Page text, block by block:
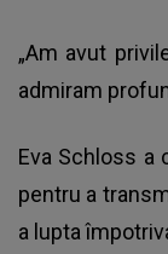
„Am avut
admiram
Eva Schloss a
pentru a
a lupta